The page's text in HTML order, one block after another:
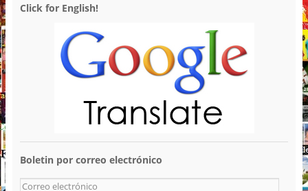
Click for English!
Boletin por correo electrónico